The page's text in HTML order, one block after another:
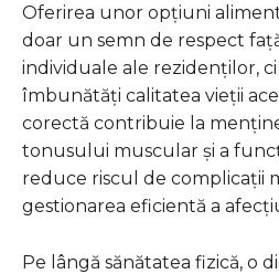
Oferirea unor opțiuni
doar un semn de respect
individuale ale rezidenților,
îmbunătăți calitatea vieții
corectă contribuie la
tonusului muscular și a
reduce riscul de complicații
gestionarea eficientă a
Pe lângă sănătatea fizică, o